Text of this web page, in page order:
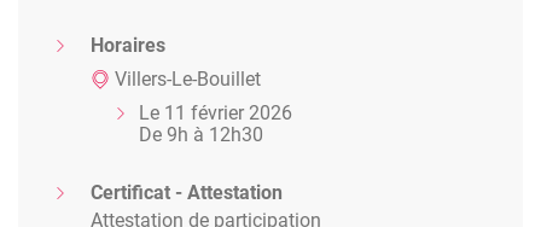
Horaires
Villers-Le-Bouillet
Le 11 février 2026
De 9h à 12h30
Certificat - Attestation
Attestation de participation